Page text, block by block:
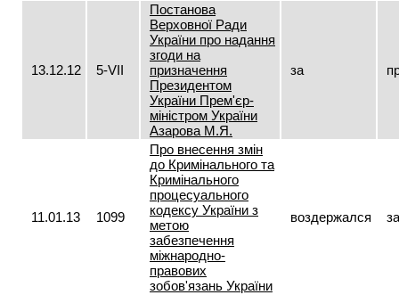
13.12.12 5-VII
Постанова
Верховної Ради
України про надання
згоди на
призначення
Президентом
України Прем'єр-
міністром України
Азарова М.Я.
за
11.01.13 1099
Про внесення змін
до Кримінального та
Кримінального
процесуального
кодексу України з
метою
забезпечення
міжнародно-
правових
зобов'язань України
воздержался за